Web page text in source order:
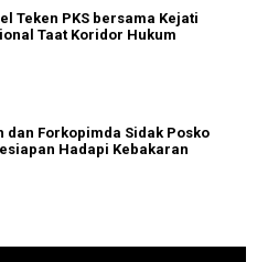
Teken PKS bersama Kejati
Taat Koridor Hukum
dan Forkopimda Sidak Posko
Hadapi Kebakaran